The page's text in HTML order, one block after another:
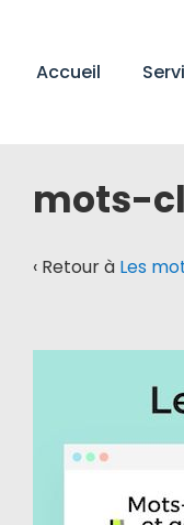
Main
Accueil
mots-
‹ Retour à Les